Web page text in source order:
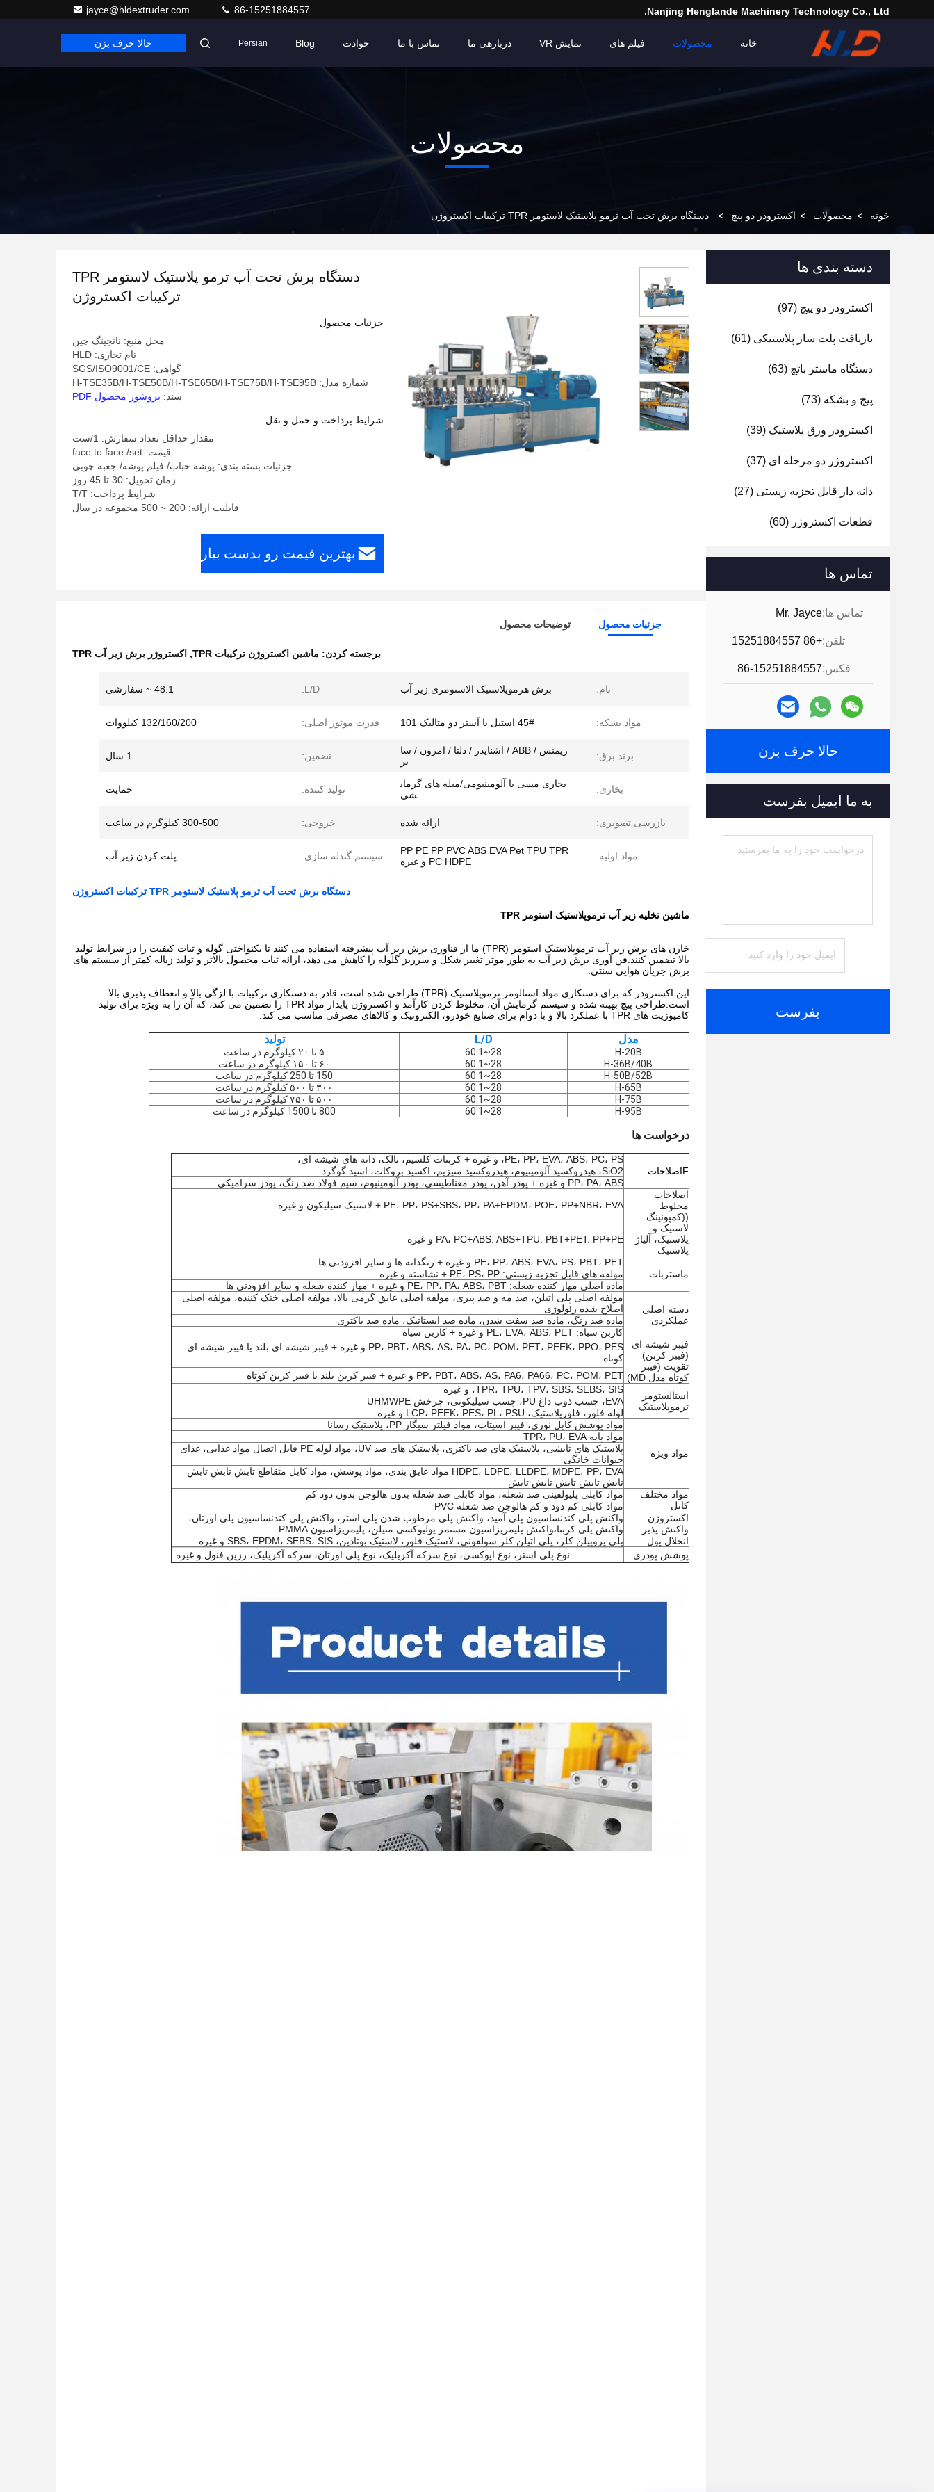
Nanjing Henglande Machinery Technology Co., Ltd.
jayce@hldextruder.com 86-15251884557
خانه محصولات فیلم های نمایش VR دربارهی ما تماس با ما حوادث Blog
Persian حالا حرف بزن
محصولات
خونه > محصولات > اکسترودر دو پیچ > دستگاه برش تحت آب ترمو پلاستیک لاستومر TPR ترکیبات اکستروژن
دسته بندی ها
اکسترودر دو پیچ (97)
بازیافت پلت ساز پلاستیکی (61)
دستگاه ماستر باتچ (63)
پیچ و بشکه (73)
اکسترودر ورق پلاستیک (39)
اکستروژر دو مرحله ای (37)
دانه دار قابل تجزیه زیستی (27)
قطعات اکستروژر (60)
تماس ها
تماس ها:Mr. Jayce
تلفن:+86 15251884557
فکس:86-15251884557
حالا حرف بزن
به ما ایمیل بفرست
بفرست
دستگاه برش تحت آب ترمو پلاستیک لاستومر TPR
ترکیبات اکستروژن
جزئیات محصول
محل منبع: نانجینگ چین
نام تجاری: HLD
گواهی: SGS/ISO9001/CE
شماره مدل: H-TSE35B/H-TSE50B/H-TSE65B/H-TSE75B/H-TSE95B
سند: بروشور محصول PDF
شرایط پرداخت و حمل و نقل
مقدار حداقل تعداد سفارش: 1/ست
قیمت: face to face /set
جزئیات بسته بندی: پوشه حباب/ فیلم پوشه/ جعبه چوبی
زمان تحویل: 30 تا 45 روز
شرایط پرداخت: T/T
قابلیت ارائه: 200 ~ 500 مجموعه در سال
بهترین قیمت رو بدست بیار
جزئیات محصول توضیحات محصول
برجسته کردن: ماشین اکستروژن ترکیبات TPR , اکستروژر برش زیر آب TPR
نام: برش هرموپلاستیک الاستومری زیر آب L/D: 48:1 ~ سفارشی
مواد بشکه: 45# استیل با آستر دو متالیک 101 قدرت موتور اصلی: 132/160/200 کیلووات
برند برق:
زیمنس / ABB / اشنایدر / دلتا / امرون / سا
یر
تضمین: 1 سال
بخاری:
بخاری مسی یا آلومینیومی/میله های گرمای
شی
تولید کننده: حمایت
بازرسی تصویری: ارائه شده خروجی: 300-500 کیلوگرم در ساعت
مواد اولیه:
PP PE PP PVC ABS EVA Pet TPU TPR
PC HDPE و غیره
سیستم گندله سازی: پلت کردن زیر آب
دستگاه برش تحت آب ترمو پلاستیک لاستومر TPR ترکیبات اکستروژن
ماشین تخلیه زیر آب ترموپلاستیک استومر TPR
خازن های برش زیر آب ترموپلاستیک استومر (TPR) ما از فناوری برش زیر آب پیشرفته استفاده می کنند تا یکنواختی گوله و ثبات کیفیت را در شرایط تولید
بالا تضمین کنند.فن آوری برش زیر آب به طور موثر تغییر شکل و سرریز گلوله را کاهش می دهد، ارائه ثبات محصول بالاتر و تولید زباله کمتر از سیستم های
برش جریان هوایی سنتی.
این اکسترودر که برای دستکاری مواد استالومر ترموپلاستیک (TPR) طراحی شده است، قادر به دستکاری ترکیبات با لزگی بالا و انعطاف پذیری بالا
است.طراحی پیچ بهینه شده و سیستم گرمایش آن، مخلوط کردن کارآمد و اکستروژن پایدار مواد TPR را تضمین می کند، که آن را به ویژه برای تولید
کامپوزیت های TPR با عملکرد بالا و با دوام برای صنایع خودرو، الکترونیک و کالاهای مصرفی مناسب می کند.
مدل L/D تولید
H-20B
28~60:1
۵ تا ۲۰ کیلوگرم در ساعت
H-36B/40B
28~60:1
۶۰ تا ۱۵۰ کیلوگرم در ساعت
H-50B/52B
28~60:1
150 تا 250 کیلوگرم در ساعت
H-65B
28~60:1
۳۰۰ تا ۵۰۰ کیلوگرم در ساعت
H-75B
28~60:1
۵۰۰ تا ۷۵۰ کیلوگرم در ساعت
H-95B
28~60:1 800 تا 1500 کیلوگرم در ساعت
درخواست ها
Fاصلاحات
PE، PP، EVA، ABS، PC، PS، و غیره + کربنات کلسیم، تالک، دانه های شیشه ای،
SiO2، هیدروکسید آلومینیوم، هیدروکسید منیزیم، اکسید بروکات، اسید گوگرد
PP، PA، ABS و غیره + پودر آهن، پودر مغناطیسی، پودر آلومینیوم، سیم فولاد ضد زنگ، پودر سرامیکی
اصلاحات
مخلوط
((کمپونینگ
لاستیک و
پلاستیک، آلیاژ
پلاستیک
PE، PP، PS+SBS، PP، PA+EPDM، POE، PP+NBR، EVA + لاستیک سیلیکون و غیره
PA، PC+ABS: ABS+TPU: PBT+PET: PP+PE و غیره
ماستربات
PE، PP، ABS، EVA، PS، PBT، PET و غیره + رنگدانه ها و سایر افزودنی ها
مولفه های قابل تجزیه زیستی: PE، PS، PP + نشاسته و غیره
ماده اصلی مهار کننده شعله: PE، PP، PA، ABS، PBT و غیره + مهار کننده شعله و سایر افزودنی ها
دسته اصلی
عملکردی
مولفه اصلی پلی اتیلن، ضد مه و ضد پیری، مولفه اصلی عایق گرمی بالا، مولفه اصلی خنک کننده، مولفه اصلی
اصلاح شده رئولوژی
ماده ضد زنگ، ماده ضد سفت شدن، ماده ضد ایستاتیک، ماده ضد باکتری
کاربن سیاه: PE، EVA، ABS، PET و غیره + کاربن سیاه
فیبر شیشه ای
(فیبر کربن)
تقویت (فیبر
کوتاه مدل MD)
PP، PBT، ABS، AS، PA، PC، POM، PET، PEEK، PPO، PES و غیره + فیبر شیشه ای بلند یا فیبر شیشه ای
کوتاه
PP، PBT، ABS، AS، PA6، PA66، PC، POM، PET و غیره + فیبر کربن بلند یا فیبر کربن کوتاه
استالستومر
ترموپلاستیک
TPR، TPU، TPV، SBS، SEBS، SIS، و غیره
EVA، چسب ذوب داغ PU، چسب سیلیکونی، چرخش UHMWPE
لوله فلور، فلورپلاستیک، LCP، PEEK، PES، PL، PSU و غیره
مواد ویژه
مواد پوشش کابل نوری، فیبر اسیتات، مواد فیلتر سیگار PP، پلاستیک رسانا
مواد پایه TPR، PU، EVA
پلاستیک های تابشی، پلاستیک های ضد باکتری، پلاستیک های ضد UV، مواد لوله PE قابل اتصال مواد غذایی، غذای
حیوانات خانگی
HDPE، LDPE، LLDPE، MDPE، PP، EVA مواد عایق بندی، مواد پوشش، مواد کابل متقاطع تابش تابش تابش
تابش تابش تابش تابش تابش
مواد مختلف
کابل
مواد کابلی پلیولفینی ضد شعله، مواد کابلی ضد شعله بدون هالوجن بدون دود کم
مواد کابلی کم دود و کم هالوجن ضد شعله PVC
اکستروژن
واکنش پذیر
واکنش پلی کندنساسیون پلی آمید، واکنش پلی مرطوب شدن پلی استر، واکنش پلی کندنساسیون پلی اورتان،
واکنش پلی کربناتواکنش پلیمریزاسیون مستمر پولیوکسی متیلن، پلیمریزاسیون PMMA
انحلال پول
پلی پروپیلن کلر، پلی اتیلن کلر سولفونی، لاستیک فلور، لاستیک بوتادین، SBS، EPDM، SEBS، SIS و غیره.
پوشش پودری
نوع پلی استر، نوع اپوکسی، نوع سرکه آکریلیک، نوع پلی اورتان، سرکه آکریلیک، رزین فنول و غیره